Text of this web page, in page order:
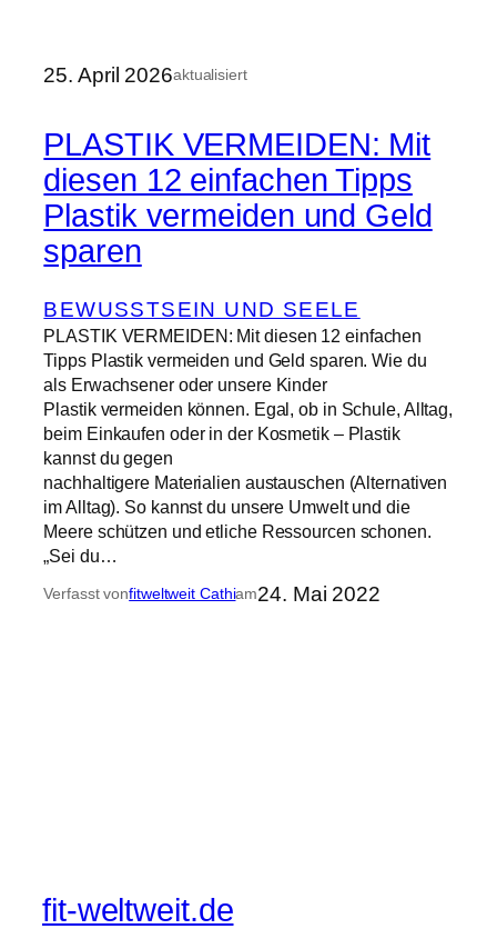
25. April 2026aktualisiert
PLASTIK VERMEIDEN: Mit
diesen 12 einfachen Tipps
Plastik vermeiden und Geld
sparen
BEWUSSTSEIN UND SEELE
PLASTIK VERMEIDEN: Mit diesen 12 einfachen
Tipps Plastik vermeiden und Geld sparen. Wie du
als Erwachsener oder unsere Kinder
Plastik vermeiden können. Egal, ob in Schule, Alltag,
beim Einkaufen oder in der Kosmetik – Plastik
kannst du gegen
nachhaltigere Materialien austauschen (Alternativen
im Alltag). So kannst du unsere Umwelt und die
Meere schützen und etliche Ressourcen schonen.
„Sei du…
Verfasst vonfitweltweit Cathiam24. Mai 2022
fit-weltweit.de